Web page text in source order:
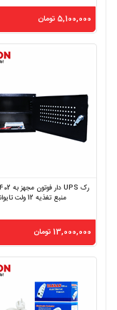
5,100,000 تومان
منبع تغذیه 12 ولت تایوانی
13,000,000 تومان